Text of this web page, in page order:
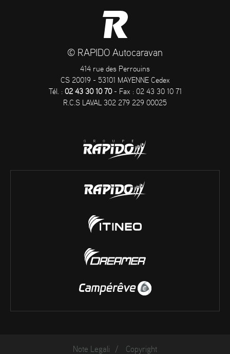
© RAPIDO Autocaravan
414 rue des Perrouins
CS 20019 - 53101 MAYENNE Cedex
Tél. : 02 43 30 10 70- Fax : 02 43 30 10 71
R.C.S LAVAL 302 279 229 00025
Note Legali / Copyright